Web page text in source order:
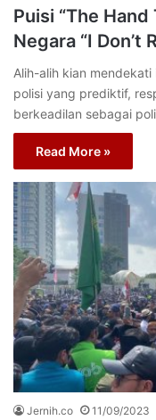
Puisi “The
Negara “I Don’t
Alih-alih kian
polisi yang prediktif,
berkeadilan sebagai
Read More »
Jernih.co 11/09/2023